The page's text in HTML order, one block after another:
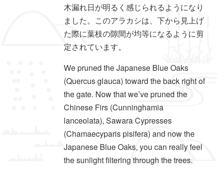
木漏れ日が明るく感じられるようになり
ました。このアラカシは、下から見上げ
た際に葉枝の隙間が均等になるように剪
定されています。
We pruned the Japanese Blue Oaks
(Quercus glauca) toward the back right of
the gate. Now that we’ve pruned the
Chinese Firs (Cunninghamia
lanceolata), Sawara Cypresses
(Chamaecyparis pisifera) and now the
Japanese Blue Oaks, you can really feel
the sunlight filtering through the trees.